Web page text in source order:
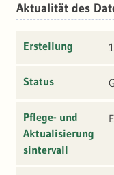
01.12.2009
Ergänzende
sowie Abgleich
des Datenmodells
23.10.2013. Die
namentlich
die Entscheidung
Aktualität des
Erstellung
Status
Pflege- und
Aktualisierung
sintervall